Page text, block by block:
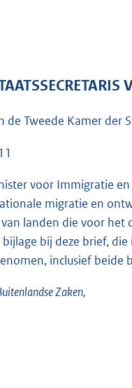
r
o
:
1
0
0
K
de Tweede Kamer der
voor Immigratie
migratie en
landen die voor
bij deze brief,
inclusief beide
Zaken,